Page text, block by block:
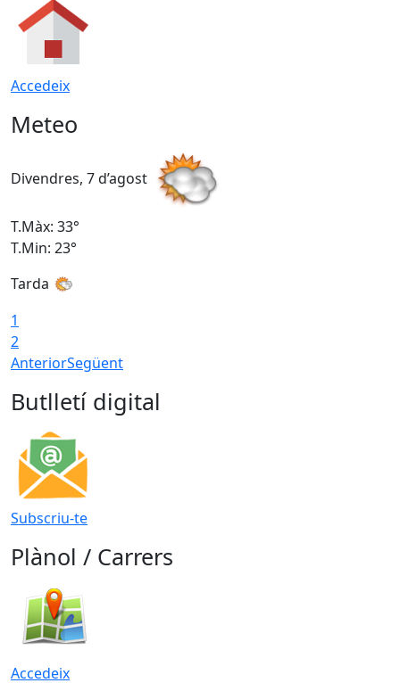
Accedeix
Meteo
Divendres, 7 d’agost
T.Màx: 33°
T.Min: 23°
Tarda
1
2
AnteriorSegüent
Butlletí digital
Subscriu-te
Plànol / Carrers
Accedeix